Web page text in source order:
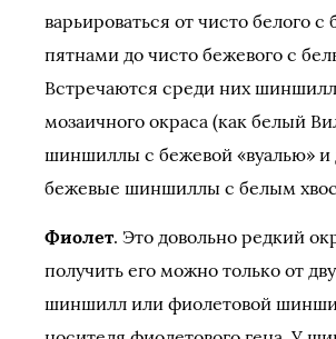
варьироваться от чисто белого
пятнами до чисто бежевого с
Встречаются среди них
мозаичного окраса (как белый
шиншиллы с бежевой «вуалью» и
бежевые шиншиллы с белым
Фиолет. Это довольно редкий
получить его можно только от
шиншилл или фиолетовой